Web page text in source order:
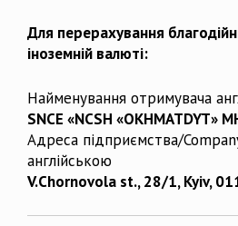
Для перерахування
іноземній валюті:
Найменування отримувача
SNCE «NCSH «OKHMATDYT»
Адреса підприємства/
англійською
V.Chornovola st., 28/1, Kyiv,